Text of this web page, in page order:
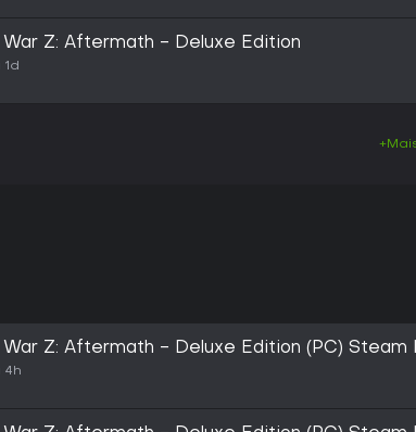
War Z: Aftermath - Deluxe Edition
1d
War Z: Aftermath - Deluxe Edition (PC) Steam
4h